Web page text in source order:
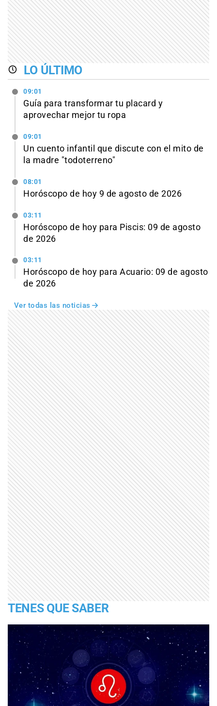
LO ÚLTIMO
09:01
Guía para transformar tu placard y
aprovechar mejor tu ropa
09:01
Un cuento infantil que discute con el mito de
la madre "todoterreno"
08:01
Horóscopo de hoy 9 de agosto de 2026
03:11
Horóscopo de hoy para Piscis: 09 de agosto
de 2026
03:11
Horóscopo de hoy para Acuario: 09 de agosto
de 2026
Ver todas las noticias
TENES QUE SABER